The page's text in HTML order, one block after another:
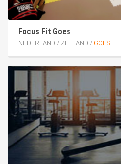
Focus Fit Goes
NEDERLAND / ZEELAND / GOES